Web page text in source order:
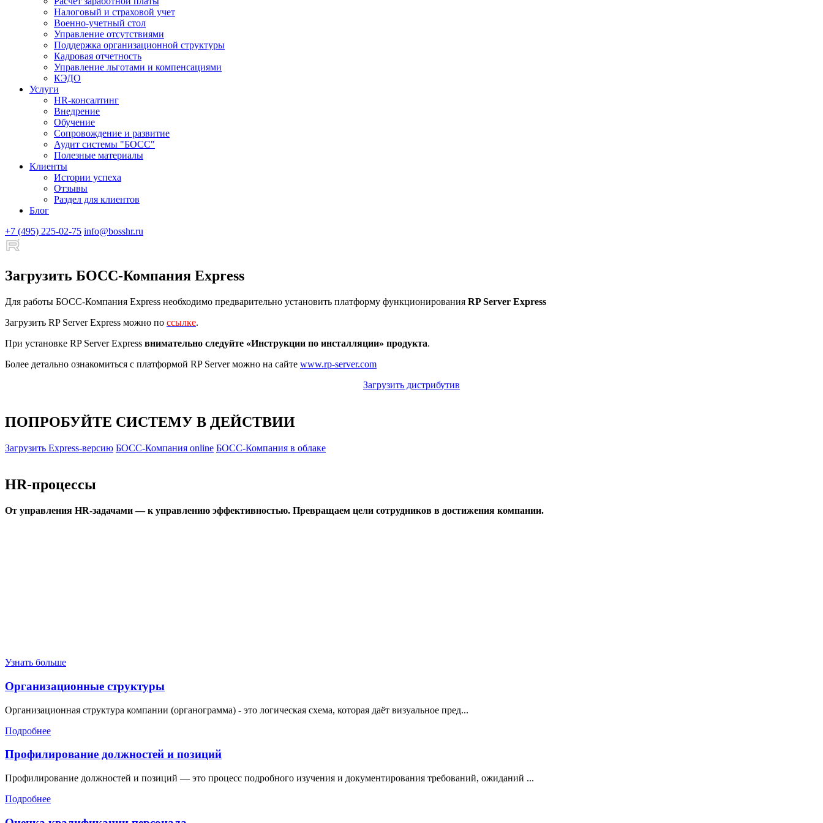
Налоговый и страховой учет
Военно-учетный стол
Управление отсутствиями
Поддержка организационной структуры
Кадровая отчетность
Управление льготами и компенсациями
КЭДО
Услуги
HR-консалтинг
Внедрение
Обучение
Сопровождение и развитие
Аудит системы "БОСС"
Полезные материалы
Клиенты
Истории успеха
Отзывы
Раздел для клиентов
Блог
+7 (495) 225-02-75 info@bosshr.ru
Загрузить БОСС-Компания Express
Для работы БОСС-Компания Express необходимо предварительно установить платформу функционирования RP Server Express
Загрузить RP Server Express можно по ссылке.
При установке RP Server Express внимательно следуйте «Инструкции по инсталляции» продукта.
Более детально ознакомиться с платформой RP Server можно на сайте www.rp-server.com
Загрузить дистрибутив
ПОПРОБУЙТЕ СИСТЕМУ В ДЕЙСТВИИ
Загрузить Express-версию БОСС-Компания online БОСС-Компания в облаке
HR-процессы
От управления HR-задачами — к управлению эффективностью. Превращаем цели сотрудников в достижения компании.
Узнать больше
Организационные структуры
Организационная структура компании (органограмма) - это логическая схема, которая даёт визуальное пред...
Подробнее
Профилирование должностей и позиций
Профилирование должностей и позиций — это процесс подробного изучения и документирования требований, ожиданий ...
Подробнее